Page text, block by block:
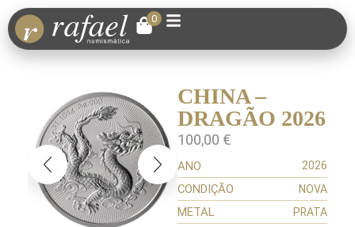
0
CHINA –
DRAGÃO 2026
100,00 €
ANO 2026
CONDIÇÃO NOVA
METAL PRATA